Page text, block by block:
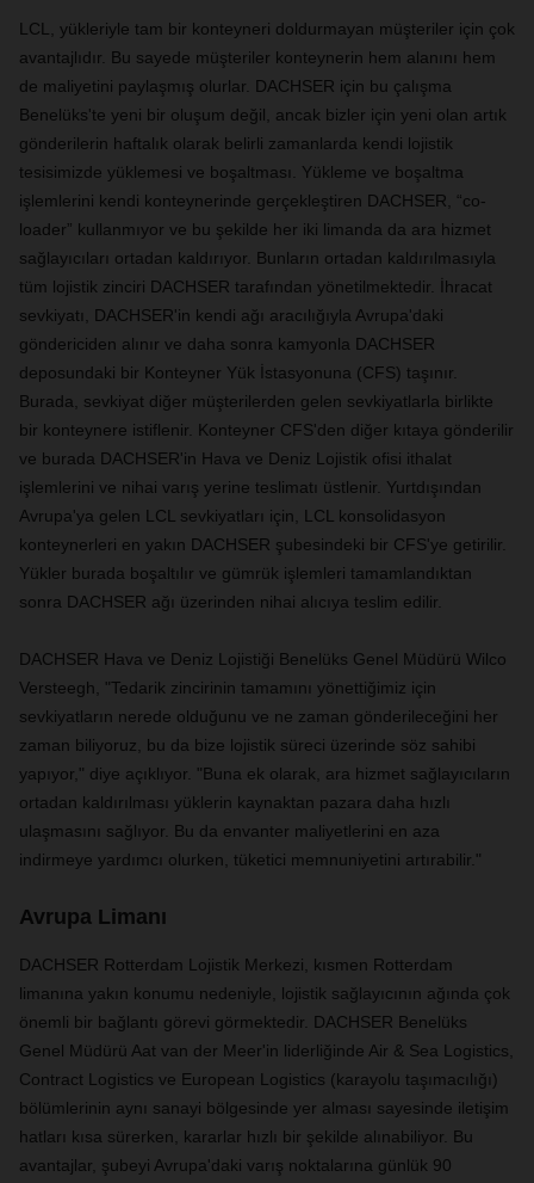
LCL, yükleriyle tam bir konteyneri doldurmayan müşteriler için çok
avantajlıdır. Bu sayede müşteriler konteynerin hem alanını hem
de maliyetini paylaşmış olurlar. DACHSER için bu çalışma
Benelüks'te yeni bir oluşum değil, ancak bizler için yeni olan artık
gönderilerin haftalık olarak belirli zamanlarda kendi lojistik
tesisimizde yüklemesi ve boşaltması. Yükleme ve boşaltma
işlemlerini kendi konteynerinde gerçekleştiren DACHSER, “co-
loader” kullanmıyor ve bu şekilde her iki limanda da ara hizmet
sağlayıcıları ortadan kaldırıyor. Bunların ortadan kaldırılmasıyla
tüm lojistik zinciri DACHSER tarafından yönetilmektedir. İhracat
sevkiyatı, DACHSER'in kendi ağı aracılığıyla Avrupa'daki
göndericiden alınır ve daha sonra kamyonla DACHSER
deposundaki bir Konteyner Yük İstasyonuna (CFS) taşınır.
Burada, sevkiyat diğer müşterilerden gelen sevkiyatlarla birlikte
bir konteynere istiflenir. Konteyner CFS'den diğer kıtaya gönderilir
ve burada DACHSER'in Hava ve Deniz Lojistik ofisi ithalat
işlemlerini ve nihai varış yerine teslimatı üstlenir. Yurtdışından
Avrupa'ya gelen LCL sevkiyatları için, LCL konsolidasyon
konteynerleri en yakın DACHSER şubesindeki bir CFS'ye getirilir.
Yükler burada boşaltılır ve gümrük işlemleri tamamlandıktan
sonra DACHSER ağı üzerinden nihai alıcıya teslim edilir.
DACHSER Hava ve Deniz Lojistiği Benelüks Genel Müdürü Wilco
Versteegh, "Tedarik zincirinin tamamını yönettiğimiz için
sevkiyatların nerede olduğunu ve ne zaman gönderileceğini her
zaman biliyoruz, bu da bize lojistik süreci üzerinde söz sahibi
yapıyor," diye açıklıyor. "Buna ek olarak, ara hizmet sağlayıcıların
ortadan kaldırılması yüklerin kaynaktan pazara daha hızlı
ulaşmasını sağlıyor. Bu da envanter maliyetlerini en aza
indirmeye yardımcı olurken, tüketici memnuniyetini artırabilir."
Avrupa Limanı
DACHSER Rotterdam Lojistik Merkezi, kısmen Rotterdam
limanına yakın konumu nedeniyle, lojistik sağlayıcının ağında çok
önemli bir bağlantı görevi görmektedir. DACHSER Benelüks
Genel Müdürü Aat van der Meer'in liderliğinde Air & Sea Logistics,
Contract Logistics ve European Logistics (karayolu taşımacılığı)
bölümlerinin aynı sanayi bölgesinde yer alması sayesinde iletişim
hatları kısa sürerken, kararlar hızlı bir şekilde alınabiliyor. Bu
avantajlar, şubeyi Avrupa'daki varış noktalarına günlük 90